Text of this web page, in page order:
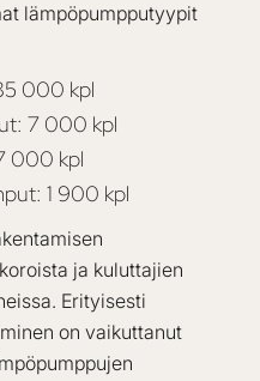
lämpöpumpputyypit
000 kpl
7 000 kpl
000 kpl
1 900 kpl
ja kuluttajien
Erityisesti
on vaikuttanut